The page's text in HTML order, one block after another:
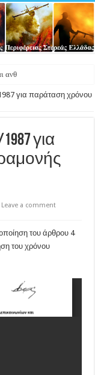
επιδόματος
για παράταση χρόνου
για
Leave a comment
του άρθρου 4
του χρόνου